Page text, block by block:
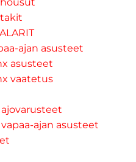
ajan asusteet
asusteet
vaatetus
ajan asusteet